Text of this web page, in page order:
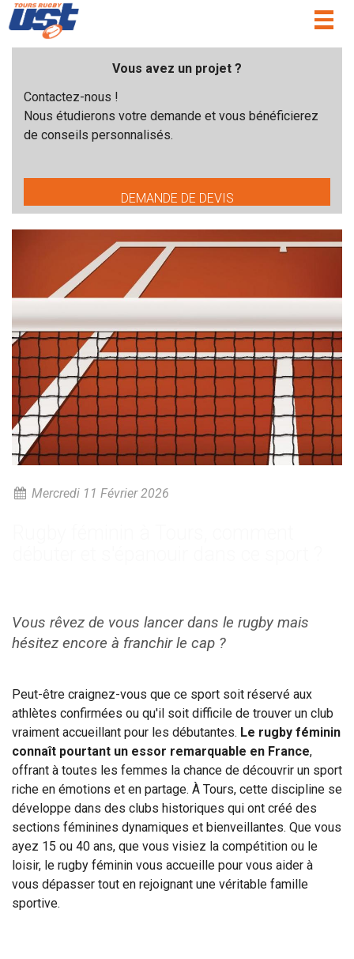
Vous avez un projet ?
Contactez-nous !
Nous étudierons votre demande et vous bénéficierez
de conseils personnalisés.
DEMANDE DE DEVIS
Mercredi 11 Février 2026
Vous rêvez de vous lancer dans le rugby mais
hésitez encore à franchir le cap ?
Peut-être craignez-vous que ce sport soit réservé aux
athlètes confirmées ou qu'il soit difficile de trouver un club
vraiment accueillant pour les débutantes. Le rugby féminin
connaît pourtant un essor remarquable en France,
offrant à toutes les femmes la chance de découvrir un sport
riche en émotions et en partage. À Tours, cette discipline se
développe dans des clubs historiques qui ont créé des
sections féminines dynamiques et bienveillantes. Que vous
ayez 15 ou 40 ans, que vous visiez la compétition ou le
loisir, le rugby féminin vous accueille pour vous aider à
vous dépasser tout en rejoignant une véritable famille
sportive.